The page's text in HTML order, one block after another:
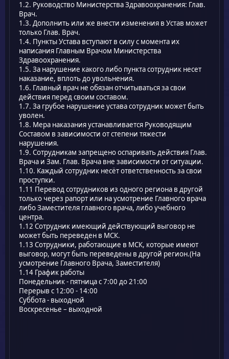
1.2. Руководство Министерства Здравоохранения: Глав.
Врач.
1.3. Дополнить или же внести изменения в Устав может
только Глав. Врач.
1.4. Пункты Устава вступают в силу с момента их
написания Главным Врачом Министерства
Здравоохранения.
1.5. За нарушение какого либо пункта сотрудник несет
наказание, вплоть до увольнения.
1.6. Главный врач не обязан отчитываться за свои
действия перед своим составом.
1.7. За грубое нарушение устава сотрудник может быть
уволен.
1.8. Мера наказания устанавливается Руководящим
Составом в зависимости от степени тяжести
нарушения.
1.9. Сотрудникам запрещено оспаривать действия Глав.
Врача и Зам. Глав. Врача вне зависимости от ситуации.
1.10. Каждый сотрудник несёт ответственность за свои
проступки.
1.11 Перевод сотрудников из одного региона в другой
только через рапорт или на усмотрение Главного врача
либо Заместителя главного врача, либо учебного
центра.
1.12 Сотрудник имеющий действующий выговор не
может быть переведен в МСК.
1.13 Сотрудники, работающие в МСК, которые имеют
выговор, могут быть переведены в другой регион.(На
усмотрение Главного Врача, Заместителя)
1.14 График работы
Понедельник - пятница с 7:00 до 21:00
Перерыв с 12:00 - 14:00
Cуббота - выходной
Воскресенье – выходной